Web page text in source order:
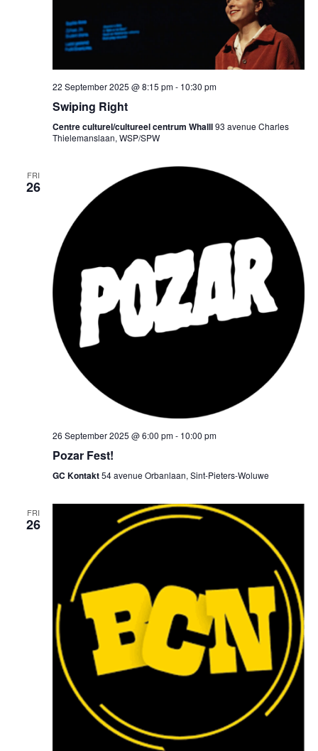
22 September 2025 @ 8:15 pm- 10:30 pm
Swiping Right
Centre culturel/cultureel centrum Whalll93 avenue Charles
Thielemanslaan, WSP/SPW
FRI
26
26 September 2025 @ 6:00 pm- 10:00 pm
Pozar Fest!
GC Kontakt54 avenue Orbanlaan, Sint-Pieters-Woluwe
FRI
26